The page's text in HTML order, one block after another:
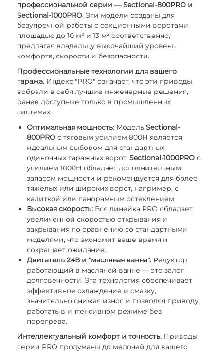
профессиональной серии — Sectional-800PRO и
Sectional-1000PRO. Эти модели созданы для
безупречной работы с секционными воротами
площадью до 10 м² и 13 м² соответственно,
предлагая владельцу высочайший уровень
комфорта, скорости и безопасности.
Профессиональные технологии для вашего
гаража. Индекс "PRO" означает, что эти приводы
вобрали в себя лучшие инженерные решения,
ранее доступные только в промышленных
системах:
Оптимальная мощность: Модель Sectional-
800PRO с тяговым усилием 800Н является
идеальным выбором для стандартных
одиночных гаражных ворот. Sectional-1000PRO с
усилием 1000Н обладает дополнительным
запасом мощности и рекомендуется для более
тяжелых или широких ворот, например, с
калиткой или панорамным остеклением.
Высокая скорость: Вся линейка PRO обладает
увеличенной скоростью открывания и
закрывания по сравнению со стандартными
моделями, что экономит ваше время и
сокращает ожидание.
Двигатель 24В и "масляная ванна": Редуктор,
работающий в масляной ванне — это залог
долговечности. Эта технология обеспечивает
эффективное охлаждение и смазку,
значительно снижая износ и позволяя приводу
работать в интенсивном режиме без
перегрева.
Интеллектуальный комфорт и точность. Приводы
серии PRO продуманы до мелочей для вашего